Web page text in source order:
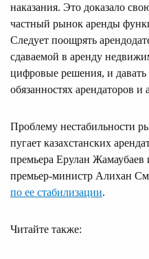
наказания. Это доказало
частный рынок аренды
Следует поощрять
сдаваемой в аренду
цифровые решения, и давать
обязанностях арендаторов и
Проблему нестабильности
пугает казахстанских
премьера Ерулан
премьер-министр Алихан
по ее стабилизации.
Читайте также: